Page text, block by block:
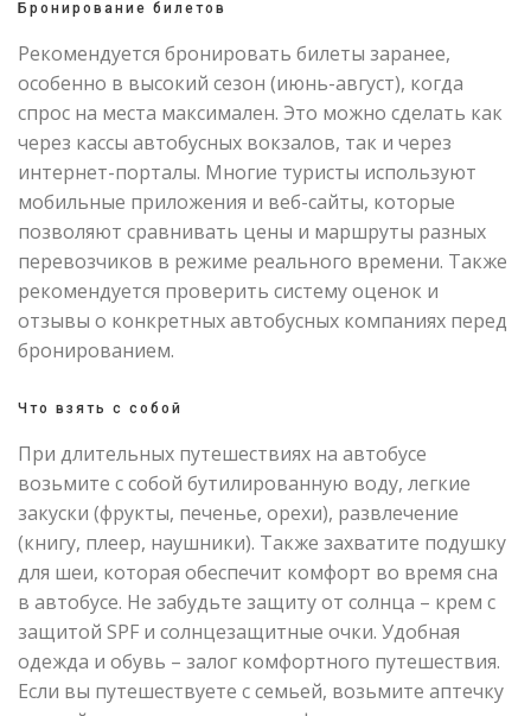
Бронирование билетов
Рекомендуется бронировать билеты заранее,
особенно в высокий сезон (июнь-август), когда
спрос на места максимален. Это можно сделать как
через кассы автобусных вокзалов, так и через
интернет-порталы. Многие туристы используют
мобильные приложения и веб-сайты, которые
позволяют сравнивать цены и маршруты разных
перевозчиков в режиме реального времени. Также
рекомендуется проверить систему оценок и
отзывы о конкретных автобусных компаниях перед
бронированием.
Что взять с собой
При длительных путешествиях на автобусе
возьмите с собой бутилированную воду, легкие
закуски (фрукты, печенье, орехи), развлечение
(книгу, плеер, наушники). Также захватите подушку
для шеи, которая обеспечит комфорт во время сна
в автобусе. Не забудьте защиту от солнца – крем с
защитой SPF и солнцезащитные очки. Удобная
одежда и обувь – залог комфортного путешествия.
Если вы путешествуете с семьей, возьмите аптечку